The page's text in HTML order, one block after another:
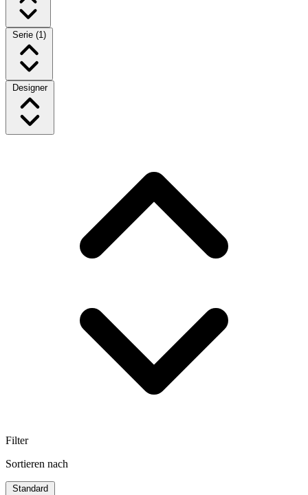
Serie (1)
Designer
Filter
Sortieren nach
Standard